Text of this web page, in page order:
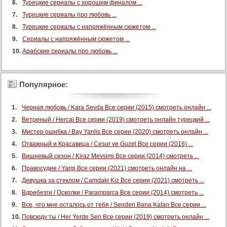
Турецкие сериалы с хорошим финалом ...
Турецкие сериалы про любовь ...
Турецкие сериалы с напряжённым сюжетом ...
Сериалы с напряжённым сюжетом ...
Арабские сериалы про любовь ...
Популярное:
Черная любовь / Kara Sevda Все серии (2015) смотреть онлайн ...
Ветреный / Hercai Все серии (2019) смотреть онлайн турецкий ...
Мистер ошибка / Bay Yanlis Все серии (2020) смотреть онлайн ...
Отважный и Красавица / Cesur ve Guzel Все серии (2016) ...
Вишневый сезон / Kiraz Mevsimi Все серии (2014) смотреть ...
Правосудие / Yargi Все серии (2021) смотреть онлайн на ...
Девушка за стеклом / Camdaki Kiz Все серии (2021) смотреть ...
Вдребезги / Осколки / Paramparca Все серии (2014) смотреть ...
Все, что мне осталось от тебя / Senden Bana Kalan Все серии ...
Повсюду ты / Her Yerde Sen Все серии (2019) смотреть онлайн ...